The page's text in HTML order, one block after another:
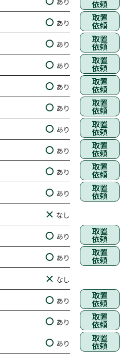
依頼
あり 取置
依頼
あり 取置
依頼
あり 取置
依頼
あり 取置
依頼
あり 取置
依頼
あり 取置
依頼
あり 取置
依頼
あり 取置
依頼
あり 取置
依頼
なし
あり 取置
依頼
あり 取置
依頼
なし
あり 取置
依頼
あり 取置
依頼
あり 取置
依頼